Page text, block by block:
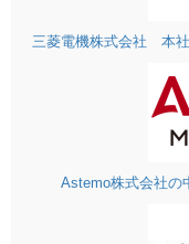
三菱電機株式会社 本社
Astemo株式会社の